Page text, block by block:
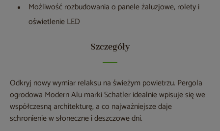
Możliwość rozbudowania o panele żaluzjowe, rolety i
oświetlenie LED
Szczegóły
Odkryj nowy wymiar relaksu na świeżym powietrzu. Pergola
ogrodowa Modern Alu marki Schatler idealnie wpisuje się we
współczesną architekturę, a co najważniejsze daje
schronienie w słoneczne i deszczowe dni.